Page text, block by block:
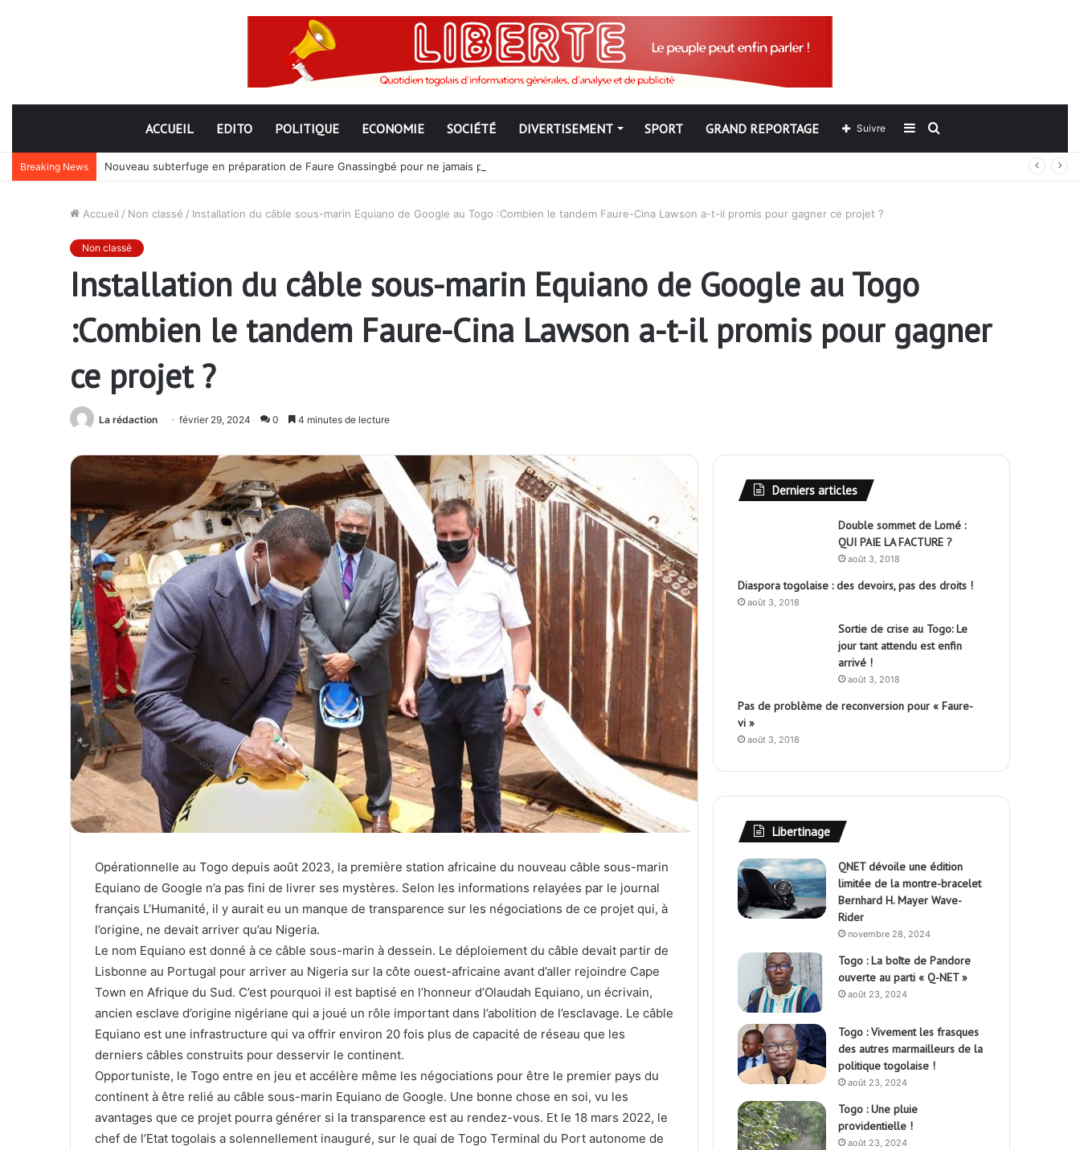
ACCUEIL EDITO POLITIQUE ECONOMIE SOCIÉTÉ DIVERTISEMENT SPORT GRAND REPORTAGE Rechercher
Sidebar
(barre
Suivre
Breaking News Nouveau subterfuge en préparation de Faure Gnassingbé pour ne jamais partir ; les Togolais disent non et sont vent debout
Accueil / Non classé / Installation du câble sous-marin Equiano de Google au Togo :Combien le tandem Faure-Cina Lawson a-t-il promis pour gagner ce projet ?
Non classé
Installation du câble sous-marin Equiano de Google au Togo
:Combien le tandem Faure-Cina Lawson a-t-il promis pour gagner
ce projet ?
La rédaction février 29, 2024 0 4 minutes de lecture
Opérationnelle au Togo depuis août 2023, la première station africaine du nouveau câble sous-marin
Equiano de Google n’a pas fini de livrer ses mystères. Selon les informations relayées par le journal
français L’Humanité, il y aurait eu un manque de transparence sur les négociations de ce projet qui, à
l’origine, ne devait arriver qu’au Nigeria.
Le nom Equiano est donné à ce câble sous-marin à dessein. Le déploiement du câble devait partir de
Lisbonne au Portugal pour arriver au Nigeria sur la côte ouest-africaine avant d’aller rejoindre Cape
Town en Afrique du Sud. C’est pourquoi il est baptisé en l’honneur d’Olaudah Equiano, un écrivain,
ancien esclave d’origine nigériane qui a joué un rôle important dans l’abolition de l’esclavage. Le câble
Equiano est une infrastructure qui va offrir environ 20 fois plus de capacité de réseau que les
derniers câbles construits pour desservir le continent.
Opportuniste, le Togo entre en jeu et accélère même les négociations pour être le premier pays du
continent à être relié au câble sous-marin Equiano de Google. Une bonne chose en soi, vu les
avantages que ce projet pourra générer si la transparence est au rendez-vous. Et le 18 mars 2022, le
chef de l’Etat togolais a solennellement inauguré, sur le quai de Togo Terminal du Port autonome de
Derniers articles
Double sommet de Lomé :
QUI PAIE LA FACTURE ?
août 3, 2018
Diaspora togolaise : des devoirs, pas des droits !
août 3, 2018
Sortie de crise au Togo: Le
jour tant attendu est enfin
arrivé !
août 3, 2018
Pas de problème de reconversion pour « Faure-
vi »
août 3, 2018
Libertinage
QNET dévoile une édition
limitée de la montre-bracelet
Bernhard H. Mayer Wave-
Rider
novembre 28, 2024
Togo : La boîte de Pandore
ouverte au parti « Q-NET »
août 23, 2024
Togo : Vivement les frasques
des autres marmailleurs de la
politique togolaise !
août 23, 2024
Togo : Une pluie
providentielle !
août 23, 2024